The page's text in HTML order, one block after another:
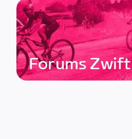
Forums Zwift